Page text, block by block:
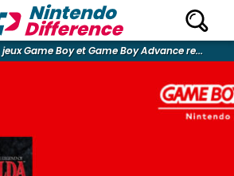
jeux Game Boy et Game Boy Advance re...